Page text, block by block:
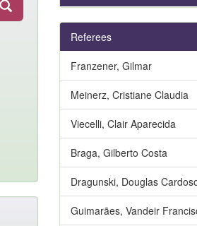
Referees
Franzener, Gilmar
Meinerz, Cristiane Claudia
Viecelli, Clair Aparecida
Braga, Gilberto Costa
Dragunski, Douglas
Guimarães, Vandeir